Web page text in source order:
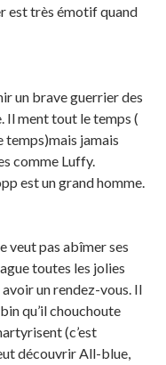
est très émotif quand
un brave guerrier des
Il ment tout le temps (
temps)mais jamais
comme Luffy.
est un grand homme.
veut pas abîmer ses
toutes les jolies
avoir un rendez-vous. Il
qu’il chouchoute
(c’est
découvrir All-blue,